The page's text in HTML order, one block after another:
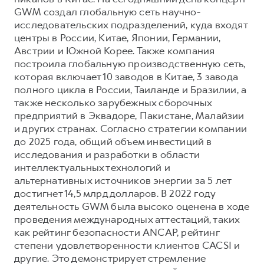
GWM создал глобальную сеть научно-
исследовательских подразделений, куда входят
центры в России, Китае, Японии, Германии,
Австрии и Южной Корее. Также компания
построила глобальную производственную сеть,
которая включает 10 заводов в Китае, 3 завода
полного цикла в России, Таиланде и Бразилии, а
также несколько зарубежных сборочных
предприятий в Эквадоре, Пакистане, Малайзии
и других странах. Согласно стратегии компании
до 2025 года, общий объем инвестиций в
исследования и разработки в области
интеллектуальных технологий и
альтернативных источников энергии за 5 лет
достигнет 14,5 млрд долларов. В 2022 году
деятельность GWM была высоко оценена в ходе
проведения международных аттестаций, таких
как рейтинг безопасности ANCAP, рейтинг
степени удовлетворенности клиентов CACSI и
другие. Это демонстрирует стремление